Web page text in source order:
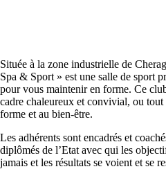
Située à la zone industrielle de
Spa & Sport » est une salle de sport
pour vous maintenir en forme. Ce
cadre chaleureux et convivial, ou
forme et au bien-être.
Les adhérents sont encadrés et
diplômés de l’Etat avec qui les
jamais et les résultats se voient et se